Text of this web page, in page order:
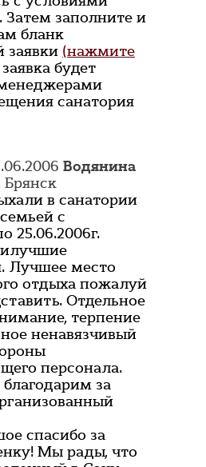
заполните и
бланк
заявки (нажмите
будет
санатория
Водянина
Брянск
в санатории
с
25.06.2006г.
Лучшее место
отдыха пожалуй
Отдельное
терпение
ненавязчивый
персонала.
за
спасибо за
Мы рады, что